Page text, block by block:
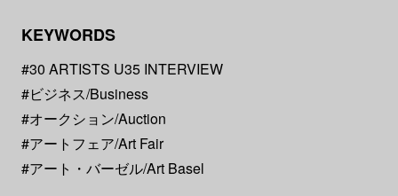
KEYWORDS
#30 ARTISTS U35 INTERVIEW
#ビジネス/Business
#オークション/Auction
#アートフェア/Art Fair
#アート・バーゼル/Art Basel